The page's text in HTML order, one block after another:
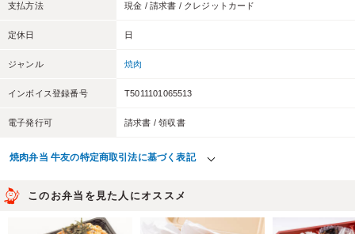
支払方法 現金 / 請求書 / クレジットカード
定休日 日
ジャンル 焼肉
インボイス登録番号 T5011101065513
電子発行可 請求書 / 領収書
焼肉弁当 牛友の特定商取引法に基づく表記
このお弁当を見た人にオススメ